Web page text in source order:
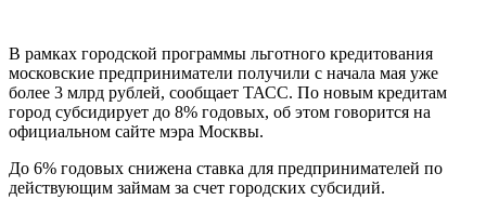
В рамках городской программы льготного кредитования
московские предприниматели получили с начала мая уже
более 3 млрд рублей, сообщает ТАСС. По новым кредитам
город субсидирует до 8% годовых, об этом говорится на
официальном сайте мэра Москвы.
До 6% годовых снижена ставка для предпринимателей по
действующим займам за счет городских субсидий.